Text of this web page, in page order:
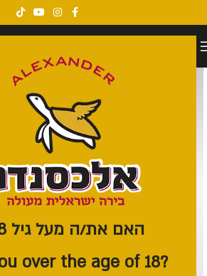
האם את/ה מעל גיל 18?
?Are you over the age of 18